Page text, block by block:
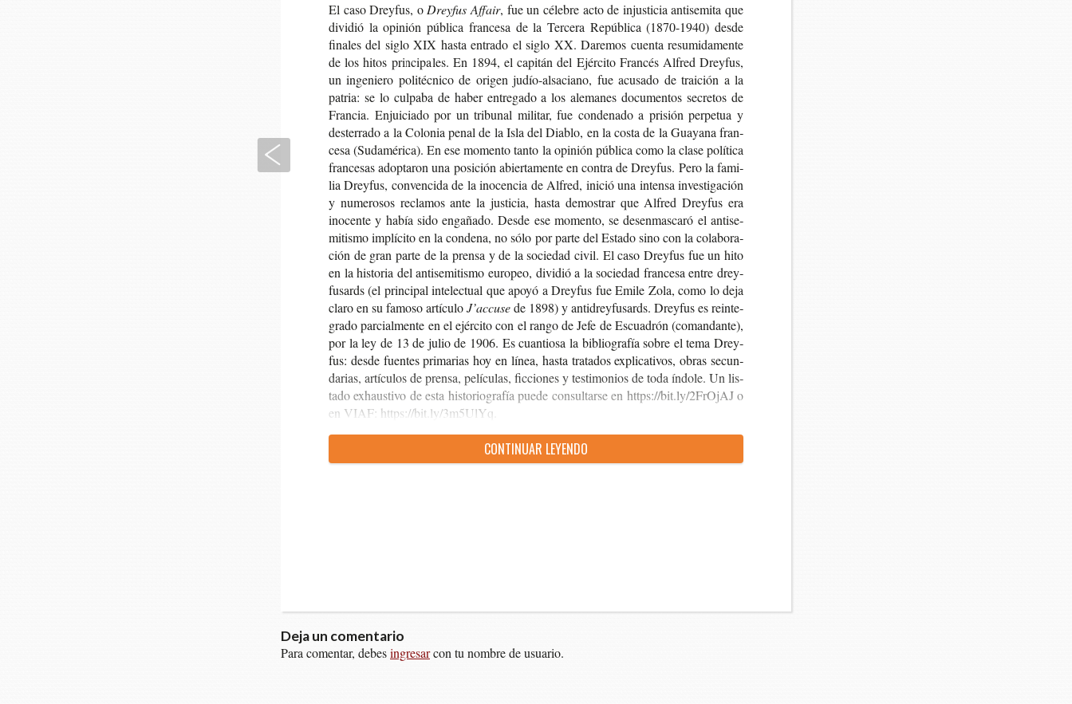
Anterior
El caso Drey­fus, o Drey­fus Affair, fue un céle­bre acto de injus­ti­cia anti­se­mi­ta que
divi­dió la opi­nión públi­ca fran­ce­sa de la Ter­ce­ra Repú­bli­ca (1870-​1940) desde
fina­les del siglo XIX hasta entra­do el siglo XX. Dare­mos cuen­ta resu­mi­da­men­te
de los hitos prin­ci­pa­les. En 1894, el capi­tán del Ejér­ci­to Fran­cés Alfred Drey­fus,
un inge­nie­ro poli­téc­ni­co de ori­gen judío-​alsaciano, fue acu­sa­do de trai­ción a la
patria: se lo cul­pa­ba de haber entre­ga­do a los ale­ma­nes docu­men­tos secre­tos de
Fran­cia. Enjui­cia­do por un tri­bu­nal mili­tar, fue con­de­na­do a pri­sión per­pe­tua y
des­te­rra­do a la Colo­nia penal de la Isla del Dia­blo, en la costa de la Gua­ya­na fran­
ce­sa (Suda­mé­ri­ca). En ese momen­to tanto la opi­nión públi­ca como la clase polí­ti­ca
fran­ce­sas adop­ta­ron una posi­ción abier­ta­men­te en con­tra de Drey­fus. Pero la fami­
lia Drey­fus, con­ven­ci­da de la inocen­cia de Alfred, inició una inten­sa inves­ti­ga­ción
y nume­ro­sos recla­mos ante la jus­ti­cia, hasta demos­trar que Alfred Drey­fus era
inocen­te y había sido enga­ña­do. Desde ese momen­to, se des­en­mas­ca­ró el anti­se­
mi­tis­mo implí­ci­to en la con­de­na, no sólo por parte del Esta­do sino con la cola­bo­ra­
ción de gran parte de la pren­sa y de la socie­dad civil. El caso Drey­fus fue un hito
en la his­to­ria del anti­se­mi­tis­mo euro­peo, divi­dió a la socie­dad fran­ce­sa entre drey­
fu­sards (el prin­ci­pal inte­lec­tual que apoyó a Drey­fus fue Emile Zola, como lo deja
claro en su famo­so artículoJ’accusede 1898) y anti­drey­fu­sards. Drey­fus es rein­te­
gra­do par­cial­men­te en el ejér­ci­to con el rango de Jefe de Escua­drón (coman­dan­te),
por la ley de 13 de julio de 1906. Es cuan­tio­sa la biblio­gra­fía sobre el tema Drey­
fus: desde fuen­tes pri­ma­rias hoy en línea, hasta tra­ta­dos expli­ca­ti­vos, obras secun­
da­rias, artícu­los de pren­sa, pelí­cu­las, fic­cio­nes y tes­ti­mo­nios de toda índo­le. Un lis­
ta­do exhaus­ti­vo de esta his­to­rio­gra­fía puede con­sul­tar­se en https://​bit.​ly/​2FrOjAJ o
en VIAF: https://bit.ly/3m5UlYq.
CON­TI­NUAR LEYENDO
Deja un comentario
Para comentar, debesingresarcon tu nombre de usuario.